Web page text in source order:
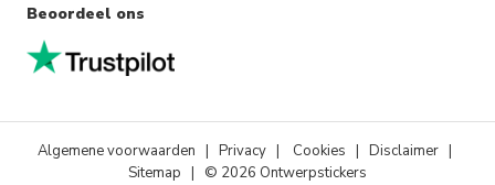
Beoordeel ons
Algemene voorwaarden | Privacy | Cookies | Disclaimer |
Sitemap | © 2026 Ontwerpstickers